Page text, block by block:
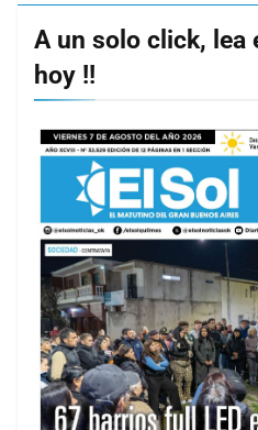
A un solo click, lea
hoy !!